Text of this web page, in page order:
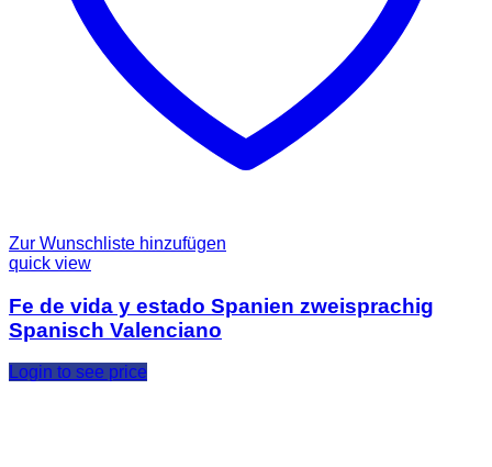
Zur Wunschliste hinzufügen
quick view
Fe de vida y estado Spanien zweisprachig
Spanisch Valenciano
Login to see price